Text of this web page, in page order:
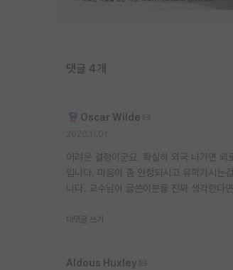
댓글 4개
Oscar Wilde
어려운 결정이군요. 확실히 외국 나가면
입니다. 마음이 좀 안정되시고 유학가시는
니다. 교수님이 글쓴이분을 진짜 생각한다
대댓글 쓰기
Aldous Huxley